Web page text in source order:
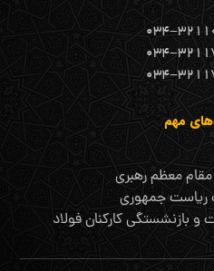
مهم
معظم رهبری
جمهوری
کارکنان فولاد